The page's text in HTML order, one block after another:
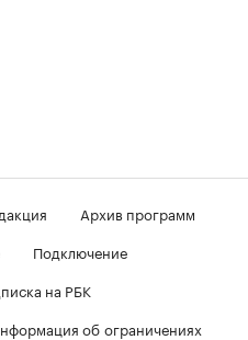
Архив программ
Подключение
на РБК
об ограничениях